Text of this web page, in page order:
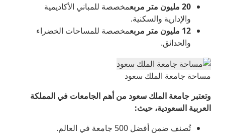
20 مليون متر مربعمخصصة للمباني الأكاديمية
والإدارية والسكنية.
12 مليون متر مربعمخصصة للمساحات الخضراء
والحدائق.
مساحة جامعة الملك سعود
وتعتبر جامعة الملك سعود من أهم الجامعات في المملكة
العربية السعودية، حيث:
تُصنف ضمن أفضل 500 جامعة في العالم.